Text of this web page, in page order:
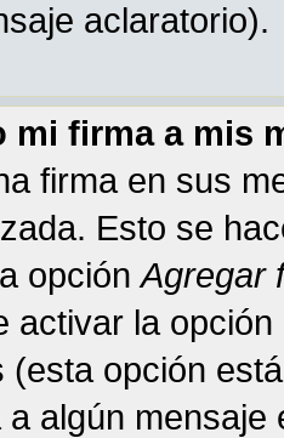
aclaratorio).
mi firma a mis
firma en sus
Esto se
opciónAgregar
activar la
(esta opción
algún mensaje